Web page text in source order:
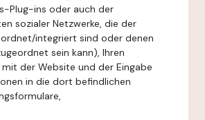
Plug-ins oder auch der
sozialer Netzwerke, die der
integriert sind oder denen
sein kann), Ihren
der Website und der Eingabe
in die dort befindlichen